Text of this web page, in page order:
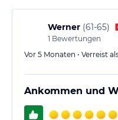
Pulsa Fonduestube
In unserer Stube servieren
Sport und Unterhaltung
Sie haben die Möglichkeit,
Werner (61-65)
1 Bewertungen
Vor 5 Monaten • Verreist
Ankommen und